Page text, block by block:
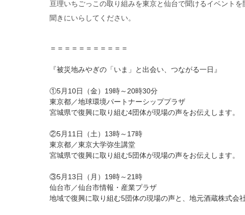
亘理いちごっこの取り組みを東京と仙台で聞けるイベント
聞きにいらしてください。
＝＝＝＝＝＝＝＝＝＝＝
『被災地みやぎの「いま」と出会い、つながる一日』
①5月10日（金）19時～20時30分
東京都／地球環境パートナーシッププラザ
宮城県で復興に取り組む4団体が現場の声をお伝えします。
②5月11日（土）13時～17時
東京都／東京大学弥生講堂
宮城県で復興に取り組む5団体が現場の声をお伝えします。
③5月13日（月）19時～21時
仙台市／仙台市情報・産業プラザ
地域で復興に取り組む5団体の現場の声と、地元酒蔵株式会